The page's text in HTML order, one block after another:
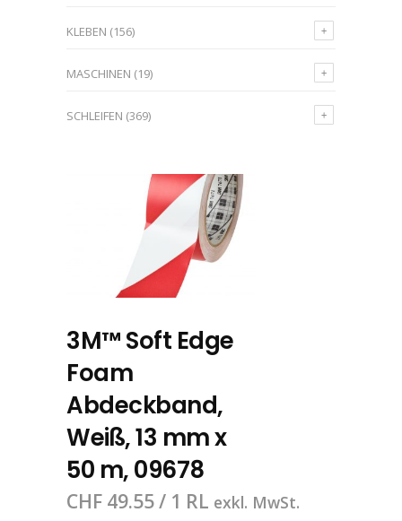
KLEBEN (156)
MASCHINEN (19)
SCHLEIFEN (369)
3M™ Soft Edge
Foam
Abdeckband,
Weiß, 13 mm x
50 m, 09678
CHF 49.55/ 1 RL exkl. MwSt.